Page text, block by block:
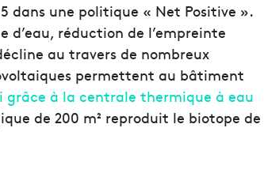
dans une politique « Net Positive ».
d’eau, réduction de l’empreinte
au travers de nombreux
permettent au bâtiment
à la centrale thermique à eau
de 200 m² reproduit le biotope de